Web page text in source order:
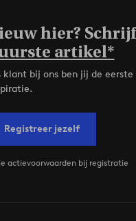
hier?
artikel*
klant bij ons ben jij de
Registreer jezelf
actievoorwaarden bij registratie